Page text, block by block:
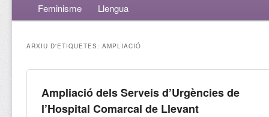
Feminisme
Llengua
ARXIU D'ETIQUETES:AMPLIACIÓ
Ampliació dels Serveis d’Urgències de
l’Hospital Comarcal de Llevant